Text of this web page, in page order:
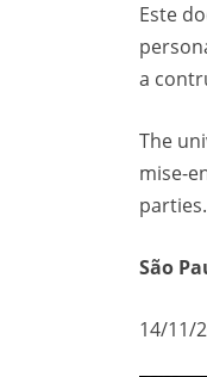
Este
a
The
mise-
parties.
São
14/11/